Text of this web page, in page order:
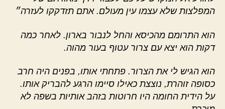
המפלצות שלא עצמו עין מעולם. אתם תזדקקו לעזרה״
הוא התרומם מהכיסא והחל לנבור בארון. לאחר כמה
דקות הוא יצא עם צרור עטוף בעור מהוה.
הוא הגיש לי את הצרור. פתחתי אותו, בפנים היה חרב
כסופה זוהרת, נוצצת כאילו סיימו הרגע להבריק אותו.
על הידית החומה היו חרוטות בזהב אותיות בשפה לא